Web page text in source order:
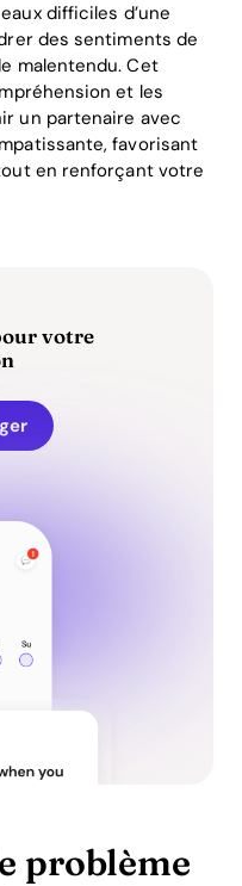
difficiles d’une
des sentiments de
malentendu. Cet
et les
un partenaire avec
favorisant
en renforçant votre
votre
problème